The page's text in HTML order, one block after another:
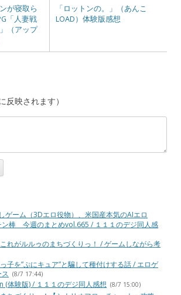
が寝取ら
「人妻戦
（アップ
「ロットンの。」（あんこ
LOAD）体験版感想
反映されます）
ゲーム（3Dエロ役物）、米国産本気のAIエロ
ン棒 今週のまとめvol.665 / １１１のデジ同人感
これがルルゥのまちづくりっ！ / ゲームしながら考
子を”ぷにキュア”と騙して種付けする話 / エロゲ
(8/7 17:44)
(体験版) / １１１のデジ同人感想 (8/7 15:00)